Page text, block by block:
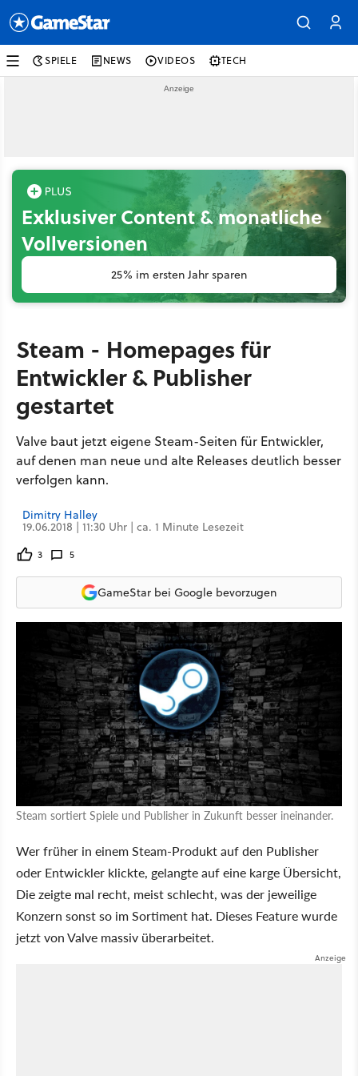
SPIELE NEWS VIDEOS TECH
Exklusiver Content & monatliche
Vollversionen
25% im ersten Jahr sparen
Steam - Homepages für
Entwickler & Publisher
gestartet
Valve baut jetzt eigene Steam-Seiten für Entwickler,
auf denen man neue und alte Releases deutlich besser
verfolgen kann.
Dimitry Halley
19.06.2018 | 11:30 Uhr | ca. 1 Minute Lesezeit
3 5
GameStar bei Google bevorzugen
Steam sortiert Spiele und Publisher in Zukunft besser ineinander.
Wer früher in einem Steam-Produkt auf den Publisher
oder Entwickler klickte, gelangte auf eine karge Übersicht,
Die zeigte mal recht, meist schlecht, was der jeweilige
Konzern sonst so im Sortiment hat. Dieses Feature wurde
jetzt von Valve massiv überarbeitet.